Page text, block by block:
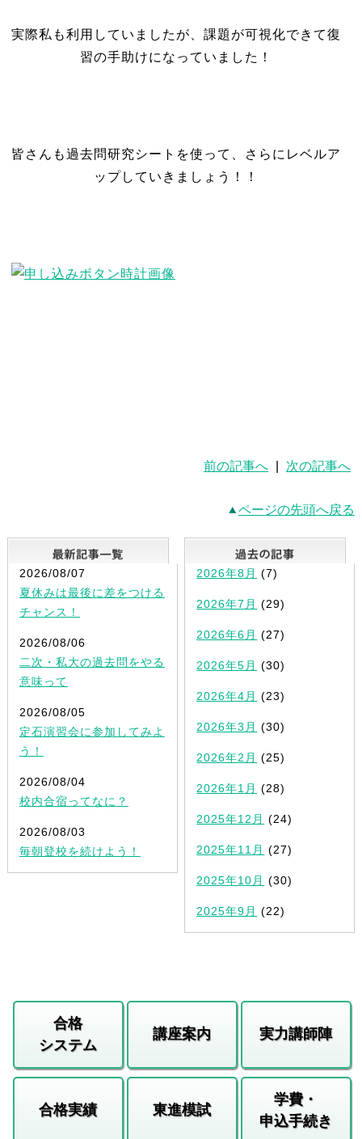
実際私も利用していましたが、課題が可視化できて復
習の手助けになっていました！
皆さんも過去問研究シートを使って、さらにレベルア
ップしていきましょう！！
前の記事へ 次の記事へ
ページの先頭へ戻る
最新記事一覧
2026/08/07
夏休みは最後に差をつける
チャンス！
2026/08/06
二次・私大の過去問をやる
意味って
2026/08/05
定石演習会に参加してみよ
う！
2026/08/04
校内合宿ってなに？
2026/08/03
毎朝登校を続けよう！
2026年8月 (7)
2026年7月 (29)
2026年6月 (27)
2026年5月 (30)
2026年4月 (23)
2026年3月 (30)
2026年2月 (25)
2026年1月 (28)
2025年12月 (24)
2025年11月 (27)
2025年10月 (30)
2025年9月 (22)
合格
システム
講座案内 実力講師陣
合格実績 東進模試
学費・
申込手続き